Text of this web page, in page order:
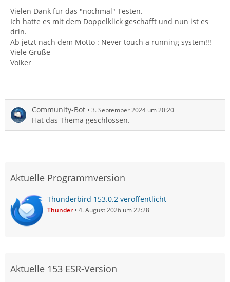
Vielen Dank für das "nochmal" Testen.
Ich hatte es mit dem Doppelklick geschafft und nun ist es
drin.
Ab jetzt nach dem Motto : Never touch a running system!!!
Viele Grüße
Volker
Community-Bot 3. September 2024 um 20:20
Hat das Thema geschlossen.
Aktuelle Programmversion
Thunderbird 153.0.2 veröffentlicht
Thunder 4. August 2026 um 22:28
Aktuelle 153 ESR-Version